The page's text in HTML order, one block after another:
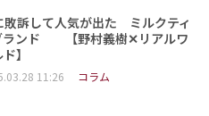
敗訴して人気が出た ミルクティ
ランド 【野村義樹✕リアルワ
】
11:26 コラム